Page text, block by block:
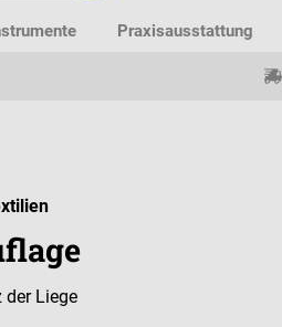
Praxisausstattung
der Liege